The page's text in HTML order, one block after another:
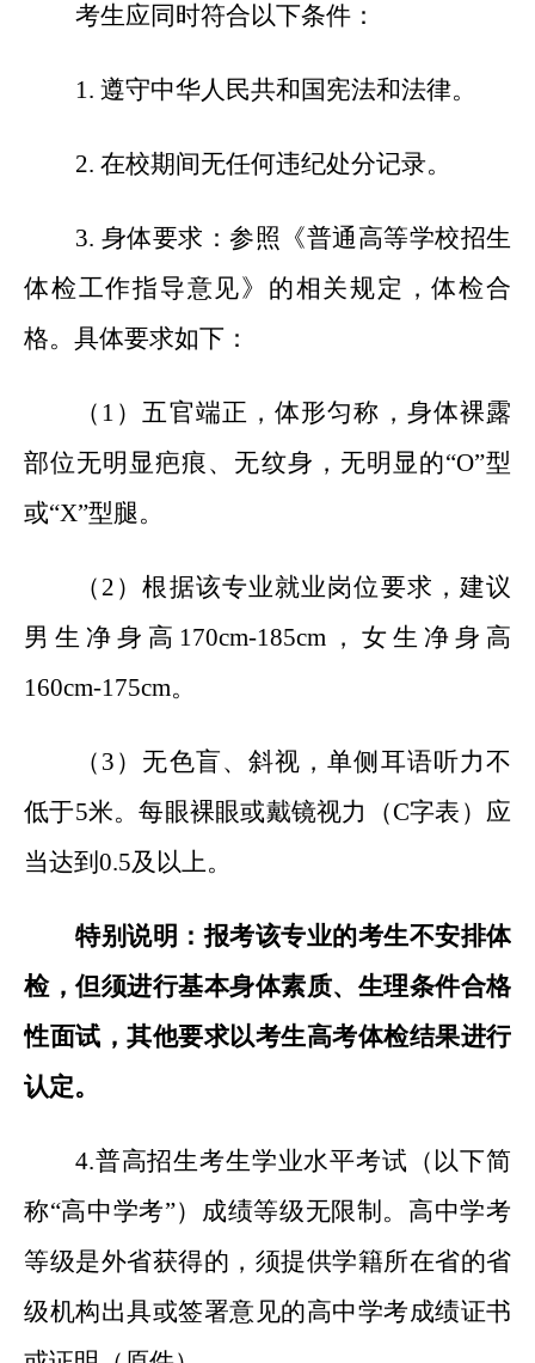
考生应同时符合以下条件：
1. 遵守中华人民共和国宪法和法律。
2. 在校期间无任何违纪处分记录。
3. 身体要求：参照《普通高等学校招生
体检工作指导意见》的相关规定，体检合
格。具体要求如下：
（1）五官端正，体形匀称，身体裸露
部位无明显疤痕、无纹身，无明显的“Ο”型
或“X”型腿。
（2）根据该专业就业岗位要求，建议
男生净身高170cm-185cm，女生净身高
160cm-175cm。
（3）无色盲、斜视，单侧耳语听力不
低于5米。每眼裸眼或戴镜视力（C字表）应
当达到0.5及以上。
特别说明：报考该专业的考生不安排体
检，但须进行基本身体素质、生理条件合格
性面试，其他要求以考生高考体检结果进行
认定。
4.普高招生考生学业水平考试（以下简
称“高中学考”）成绩等级无限制。高中学考
等级是外省获得的，须提供学籍所在省的省
级机构出具或签署意见的高中学考成绩证书